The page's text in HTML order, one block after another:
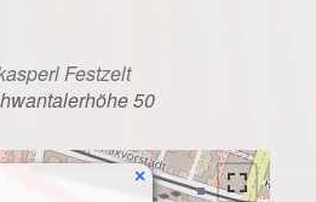
Festzelt
50
×